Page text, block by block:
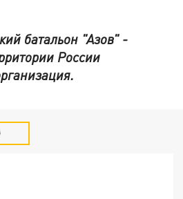
батальон "Азов" -
России